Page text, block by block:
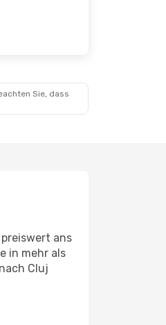
Sie, dass
ans
in mehr als
Cluj